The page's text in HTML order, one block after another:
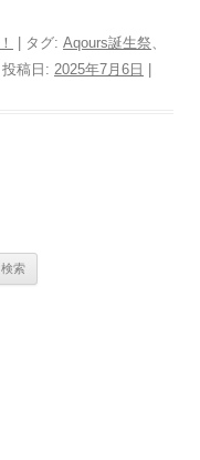
| タグ: Aqours誕生祭
投稿日: 2025年7月6日 |